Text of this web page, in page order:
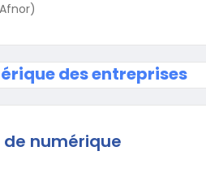
des entreprises
numérique